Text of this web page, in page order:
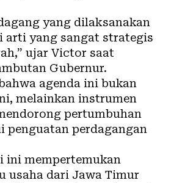
yang dilaksanakan
yang sangat strategis
ujar Victor saat
Gubernur.
agenda ini bukan
melainkan instrumen
pertumbuhan
penguatan perdagangan
ini mempertemukan
usaha dari Jawa Timur